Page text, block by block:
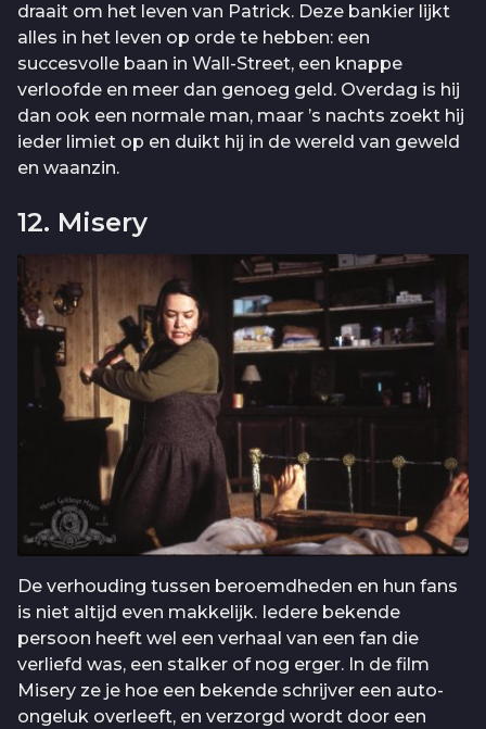
draait om het leven van Patrick. Deze bankier lijkt
alles in het leven op orde te hebben: een
succesvolle baan in Wall-Street, een knappe
verloofde en meer dan genoeg geld. Overdag is hij
dan ook een normale man, maar ’s nachts zoekt hij
ieder limiet op en duikt hij in de wereld van geweld
en waanzin.
12. Misery
De verhouding tussen beroemdheden en hun fans
is niet altijd even makkelijk. Iedere bekende
persoon heeft wel een verhaal van een fan die
verliefd was, een stalker of nog erger. In de film
Misery ze je hoe een bekende schrijver een auto-
ongeluk overleeft, en verzorgd wordt door een